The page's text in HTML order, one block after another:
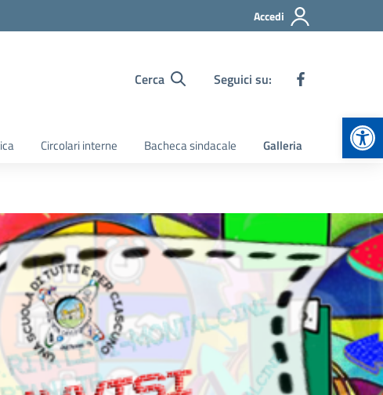
Accedi
Cerca Seguici su:
Circolari interne Bacheca sindacale Galleria